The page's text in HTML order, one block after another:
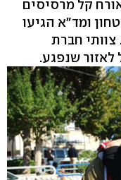
קל מרסיסים
ומד"א הגיעו
חברת
שנפגע.